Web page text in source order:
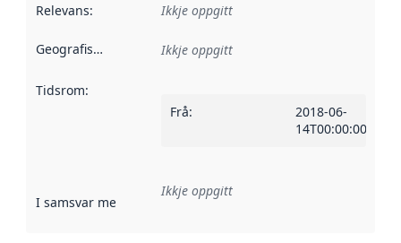
Relevans: Ikkje oppgitt
Geografisk område Ikkje oppgitt
Tidsrom:
Frå:
2018-06-
14T00:00:00Z
I samsvar med Referanse til ei implementeringsregel eller
Ikkje oppgitt